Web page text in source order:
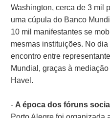
Washington, cerca de 3 mil
uma cúpula do Banco
10 mil manifestantes se
mesmas instituições. No
encontro entre
Mundial, graças à
Havel.
- A época dos fóruns